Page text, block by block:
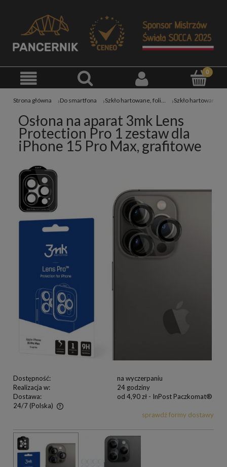
Strona główna Do smartfona Szkło hartowane, folia na telefon
Osłona na aparat 3mk Lens
Protection Pro 1 zestaw dla
iPhone 15 Pro Max, grafitowe
Dostępność:
na wyczerpaniu
Realizacja w:
24 godziny
Dostawa:
od 4,90 zł - InPost Paczkomat®
24/7 (Polska)
sprawdź formy dostawy